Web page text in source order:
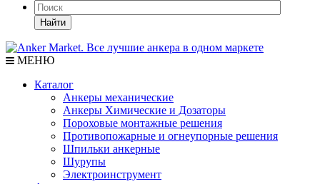
Найти
МЕНЮ
Каталог
Анкеры механические
Анкеры Химические и Дозаторы
Пороховые монтажные решения
Противопожарные и огнеупорные решения
Шпильки анкерные
Шурупы
Электроинструмент